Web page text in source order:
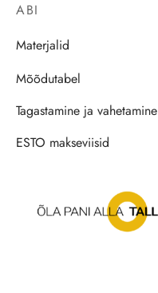
ABI
Materjalid
Mõõdutabel
Tagastamine ja vahetamine
ESTO makseviisid